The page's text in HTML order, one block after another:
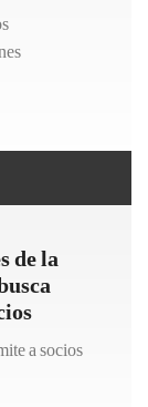
de la
a socios